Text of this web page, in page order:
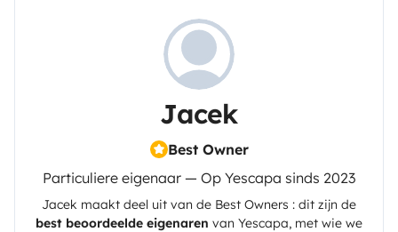
Jacek
Best Owner
Particuliere eigenaar — Op Yescapa sinds 2023
Jacek maakt deel uit van de Best Owners : dit zijn de
best beoordeelde eigenaren van Yescapa, met wie we